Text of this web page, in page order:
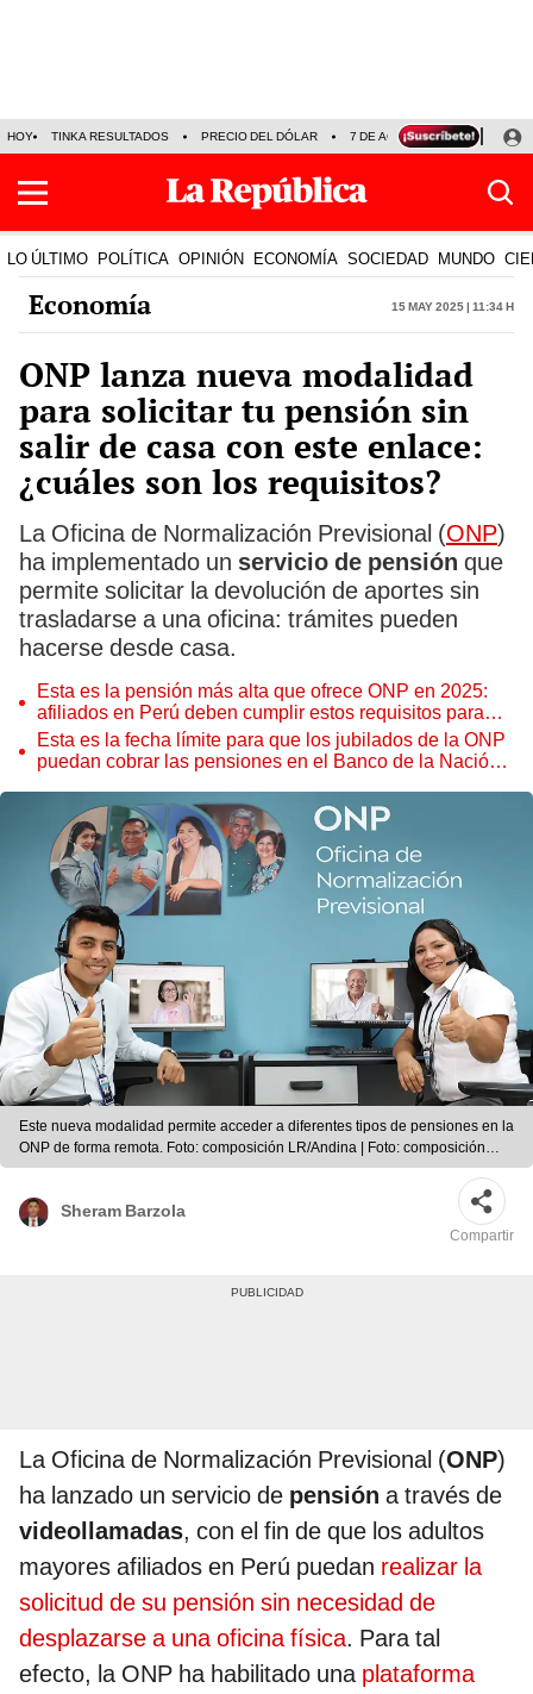
HOY TINKA RESULTADOS PRECIO DEL DÓLAR 7 DE AGOSTO OLLANTA
LO ÚLTIMO POLÍTICA OPINIÓN ECONOMÍA SOCIEDAD MUNDO
Economía 15 May 2025 | 11:34 h
ONP lanza nueva modalidad
para solicitar tu pensión sin
salir de casa con este enlace:
¿cuáles son los requisitos?
La Oficina de Normalización Previsional (ONP)
ha implementado un servicio de pensión que
permite solicitar la devolución de aportes sin
trasladarse a una oficina: trámites pueden
hacerse desde casa.
Esta es la pensión más alta que ofrece ONP en 2025:
afiliados en Perú deben cumplir estos requisitos para
acceder al beneficio
Esta es la fecha límite para que los jubilados de la ONP
puedan cobrar las pensiones en el Banco de la Nación
Este nueva modalidad permite acceder a diferentes tipos de pensiones en la
ONP de forma remota. Foto: composición LR/Andina | Foto: composición
LR/Andina
Sheram Barzola
Compartir
La Oficina de Normalización Previsional (ONP)
ha lanzado un servicio de pensión a través de
videollamadas, con el fin de que los adultos
mayores afiliados en Perú puedan realizar la
solicitud de su pensión sin necesidad de
desplazarse a una oficina física. Para tal
efecto, la ONP ha habilitado una plataforma